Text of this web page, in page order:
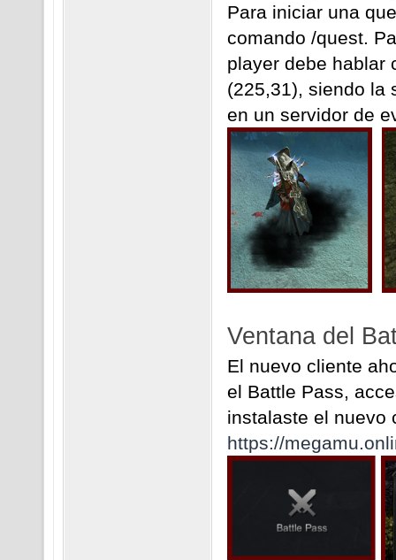
Para iniciar una
comando /quest.
player debe hablar
(225,31), siendo la
en un servidor de
Ventana del
El nuevo cliente
el Battle Pass,
instalaste el nuevo
https://